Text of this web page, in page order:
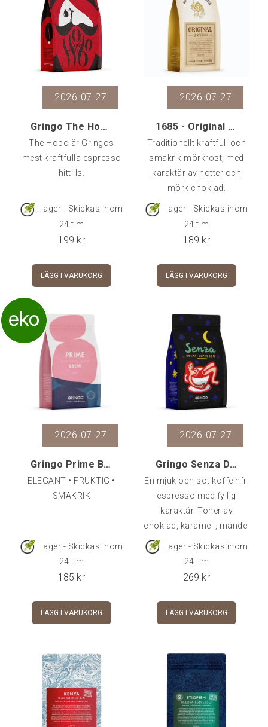
2026-07-27
Gringo The Hobo Espresso, 500 gr
The Hobo är Gringos
mest kraftfulla espresso
hittills.
I lager - Skickas inom
24 tim
199 kr
LÄGG I VARUKORG
2026-07-27
1685 - Original Bryggblend, 500 g
Traditionellt kraftfull och
smakrik mörkrost, med
karaktär av nötter och
mörk choklad.
I lager - Skickas inom
24 tim
189 kr
LÄGG I VARUKORG
2026-07-27
Gringo Prime Brew EKO, 500 g
ELEGANT • FRUKTIG •
SMAKRIK
I lager - Skickas inom
24 tim
185 kr
LÄGG I VARUKORG
2026-07-27
Gringo Senza Decaf Espresso, 500 g
En mjuk och söt koffeinfri
espresso med fyllig
karaktär. Toner av
choklad, karamell, mandel
och en mjukt fruktig
I lager - Skickas inom
24 tim
269 kr
LÄGG I VARUKORG